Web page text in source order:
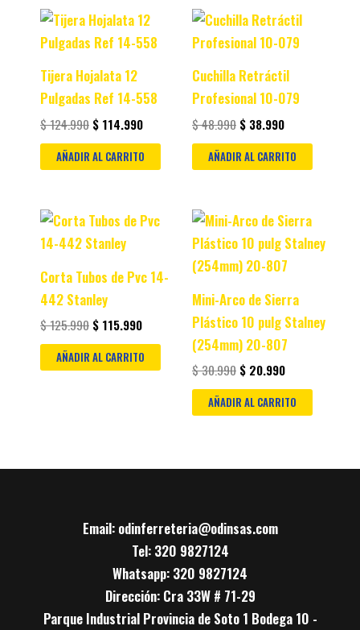
Tijera Hojalata 12
Pulgadas Ref 14-558
$124.990
Original
price
was:
$ 114.990
Current
price
is:
AÑADIR AL CARRITO
Cuchilla Retráctil
Profesional 10-079
$48.990
Original
price
was:
$ 38.990
Current
price
is:
AÑADIR AL CARRITO
Corta Tubos de Pvc 14-
442 Stanley
$125.990
Original
price
was:
$ 115.990
Current
price
$ 115.990.
AÑADIR AL CARRITO
Mini-Arco de Sierra
Plástico 10 pulg Stalney
(254mm) 20-807
$30.990
Original
price
was:
$ 30.990.
$ 20.990
Current
price
is:
$ 20.990.
AÑADIR AL CARRITO
Email: odinferreteria@odinsas.com
Tel: 320 9827124
Whatsapp: 320 9827124
Dirección: Cra 33W # 71-29
Parque Industrial Provincia de Soto 1 Bodega 10 -